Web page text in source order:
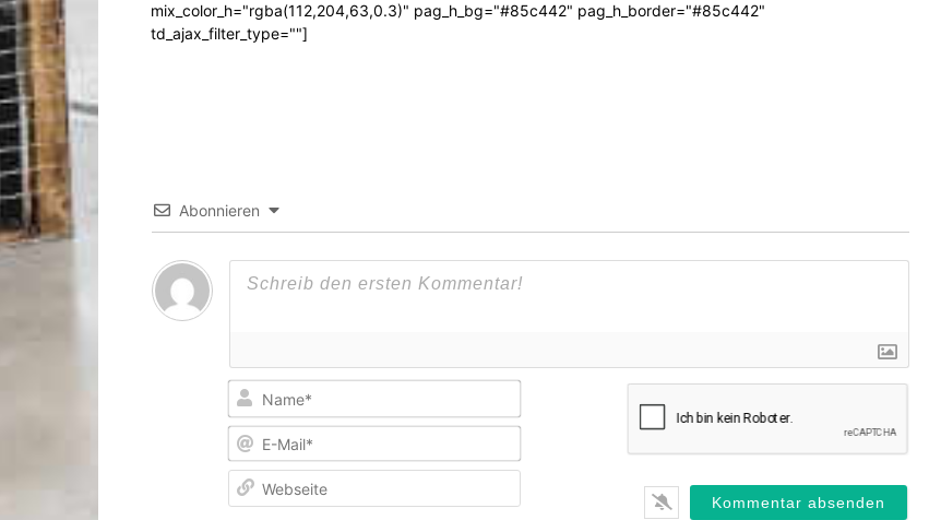
mix_color_h="rgba(112,204,63,0.3)" pag_h_bg="#85c442" pag_h_border="#85c442"
td_ajax_filter_type=""]
Abonnieren
Name*
E-